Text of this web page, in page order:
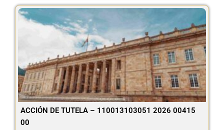
ACCIÓN DE TUTELA – 110013103051 2026 00415
00